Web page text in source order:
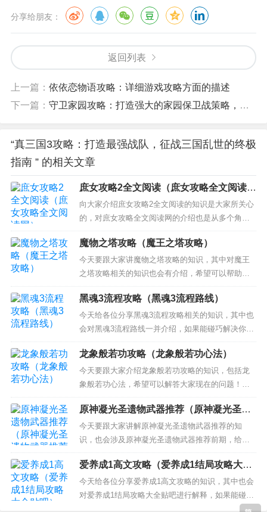
分享给朋友：
返回列表
上一篇： 依依恋物语攻略：详细游戏攻略方面的描述
下一篇： 守卫家园攻略：打造强大的家园保卫战策略，收集资源与提升实力
“真三国3攻略：打造最强战队，征战三国乱世的终极
指南 ” 的相关文章
庶女攻略2全文阅读（庶女攻略全文阅读
网）
向大家介绍庶女攻略2全文阅读的知识是大家所关心
的，对庶女攻略全文阅读网的介绍也是从多个角度
来解答，希望可以让大家解决现在的问题！ 本文目
录一览： 1、《庶女攻略》txt下载在线阅读全文，
求百度网盘云资源 2、《庶女攻略》最新txt全集下
载 3、《庶女攻略：腹黑皇子请下嫁》txt下载在线
阅读全...
魔物之塔攻略（魔王之塔攻略）
今天要跟大家讲魔物之塔攻略的知识，其中对魔王
之塔攻略相关的知识也会有介绍，希望可以帮助大
家解答当下的疑问！ 本文目录一览： 1、《恶魔之
塔：消失的世界》新手攻略大全 2、求GB游戏 急拜
托各位大神 3、神陵武装挑战之塔攻略 4、魔物之塔
沙子羽毛刀一类的有什么用 5、NDS 魔物之塔...
黑魂3流程攻略（黑魂3流程路线）
今天给各位分享黑魂3流程攻略相关的知识，其中也
会对黑魂3流程路线一并介绍，如果能碰巧解决你现
在面临的问题，别忘了关注本站，现在开始吧！ 本
文目录一览： 1、《黑魂》3小偷剧情流程是怎么样
的？ 2、黑暗之魂3结婚结局怎么达成 安里全剧情流
程任务介绍 3、黑魂3帕奇剧情流程 4、《黑暗之魂
3...
龙象般若功攻略（龙象般若功心法）
今天要跟大家介绍龙象般若功攻略的知识，包括龙
象般若功心法，希望可以解答大家现在的问题！本
文目录一览： 1、烟雨江湖龙象般若功给谁学 2、英
雄群侠传2学习龙象般若功什么要求 3、《烟雨江
湖》龙象般若功送药技巧是什么？ 4、濡沫江湖龙象
般若功是什么任务? 5、《烟雨江湖》龙象般若功前
置任...
原神凝光圣遗物武器推荐（原神凝光圣遗
物武器推荐前期）
今天要跟大家讲解原神凝光圣遗物武器推荐的知
识，也会涉及原神凝光圣遗物武器推荐前期，给大
家不一样的解决方案！ 本文目录一览： 1、《原
神》凝光主c圣遗物搭配是什么? 2、原神凝光圣遗
物什么最好 原神凝光圣遗物推荐 3、原神凝光圣遗
物搭配 4、凝光圣遗物推荐 5、原神凝光武器推荐四
爱养成1高文攻略（爱养成1结局攻略大全
贴吧）
今天给各位分享爱养成1高文攻略的知识，其中也会
对爱养成1结局攻略大全贴吧进行解释，如果能碰巧
解决你现在面临的问题，别忘了关注本站，现在开